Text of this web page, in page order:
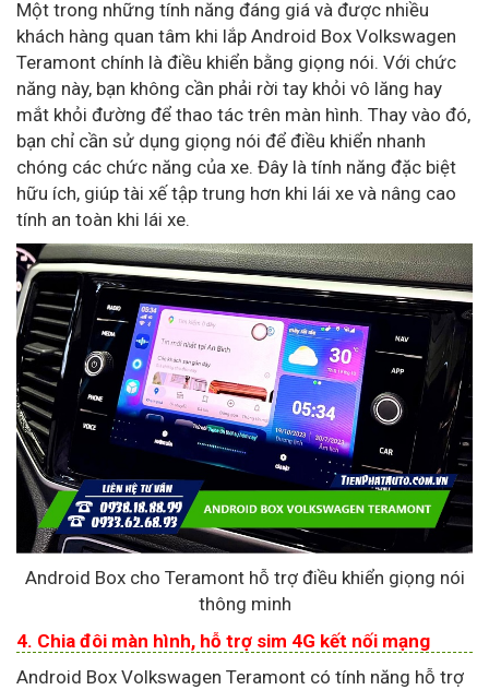
Một trong những tính năng đáng giá và được nhiều
khách hàng quan tâm khi lắp Android Box Volkswagen
Teramont chính là điều khiển bằng giọng nói. Với chức
năng này, bạn không cần phải rời tay khỏi vô lăng hay
mắt khỏi đường để thao tác trên màn hình. Thay vào đó,
bạn chỉ cần sử dụng giọng nói để điều khiển nhanh
chóng các chức năng của xe. Đây là tính năng đặc biệt
hữu ích, giúp tài xế tập trung hơn khi lái xe và nâng cao
tính an toàn khi lái xe.
Android Box cho Teramont hỗ trợ điều khiển giọng nói
thông minh
4. Chia đôi màn hình, hỗ trợ sim 4G kết nối mạng
Android Box Volkswagen Teramont có tính năng hỗ trợ